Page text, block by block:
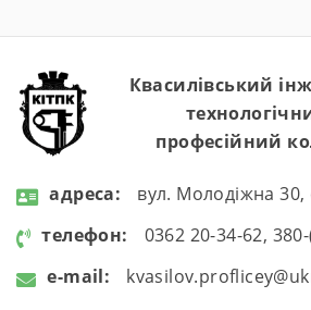
Квасилівський
професійний
aдресa:
вул. Молодіжна 30,
телефон:
0362 20-34-62,
e-mail: